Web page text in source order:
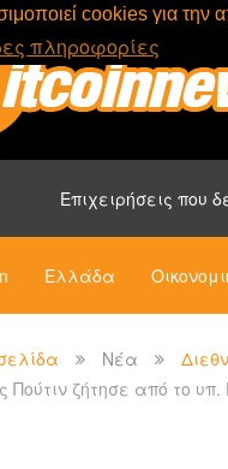
cookies για την
πληροφορίες
Επιχειρήσεις που
Ελλάδα
Νέα
Πούτιν ζήτησε από το